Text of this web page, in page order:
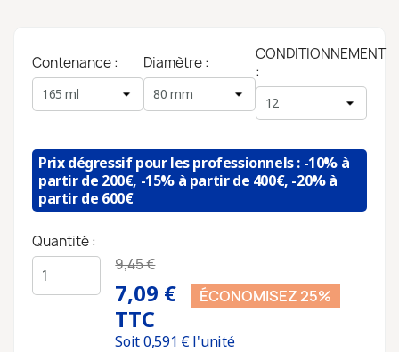
Contenance : Diamètre :
CONDITIONNEMENT
:
Prix dégressif pour les professionnels : -10% à
partir de 200€, -15% à partir de 400€, -20% à
partir de 600€
Quantité :
9,45 €
7,09 € ÉCONOMISEZ 25%
TTC
Soit0,591 € l'unité